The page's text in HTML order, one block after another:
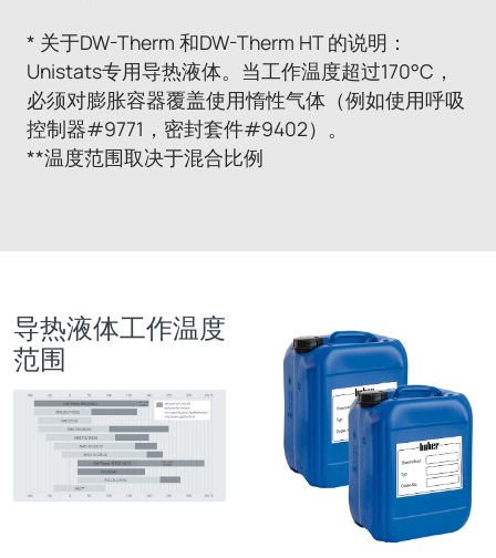
* 关于DW-Therm 和DW-Therm HT 的说明：
Unistats专用导热液体。当工作温度超过170°C，
必须对膨胀容器覆盖使用惰性气体（例如使用呼吸
控制器#9771，密封套件#9402）。
**温度范围取决于混合比例
导热液体工作温度
范围